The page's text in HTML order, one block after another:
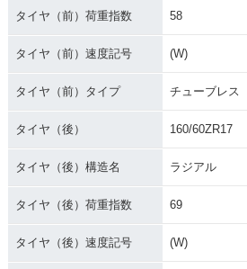
タイヤ（前）荷重指数 58
タイヤ（前）速度記号 (W)
タイヤ（前）タイプ チューブレス
タイヤ（後） 160/60ZR17
タイヤ（後）構造名 ラジアル
タイヤ（後）荷重指数 69
タイヤ（後）速度記号 (W)